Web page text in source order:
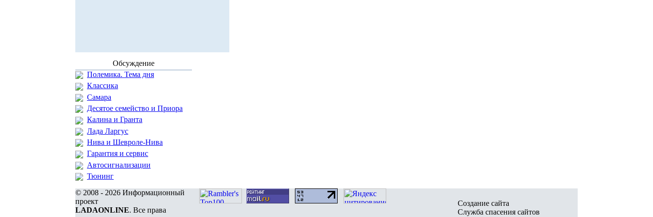
Обсуждение
Полемика. Тема дня
Классика
Самара
Десятое семейство и Приора
Калина и Гранта
Лада Ларгус
Нива и Шевроле-Нива
Гарантия и сервис
Автосигнализации
Тюнинг
© 2008 - 2026 Информационный
проект
LADAONLINE. Все права
Создание сайта
Служба спасения сайтов